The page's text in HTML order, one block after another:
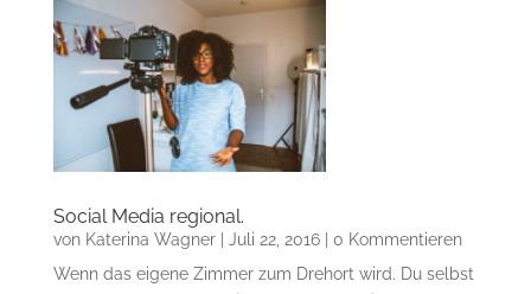
Social Media regional.
von Katerina Wagner| Juli 22, 2016| 0 Kommentieren
Wenn das eigene Zimmer zum Drehort wird. Du selbst